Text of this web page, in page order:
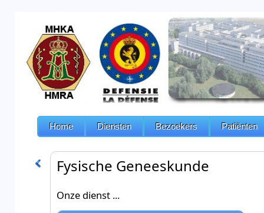
Home Diensten Bezoekers Patiënten
Fysische Geneeskunde
Onze dienst ...